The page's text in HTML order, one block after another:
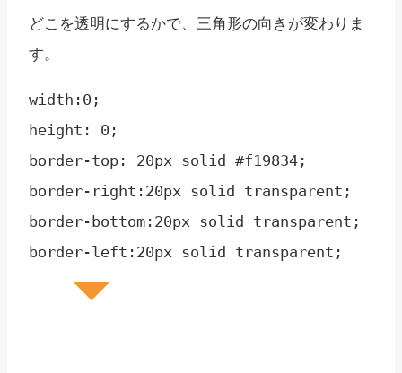
どこを透明にするかで、三角形の向きが変わりま
す。
width:0;
height: 0;
border-top: 20px solid #f19834;
border-right:20px solid transparent;
border-bottom:20px solid transparent;